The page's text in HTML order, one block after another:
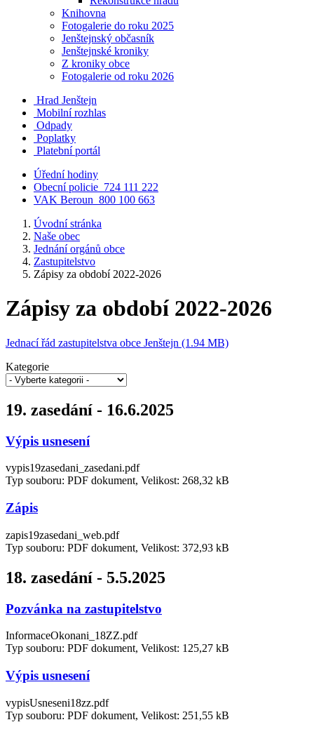
Knihovna
Fotogalerie do roku 2025
Jenštejnský občasník
Jenštejnské kroniky
Z kroniky obce
Fotogalerie od roku 2026
Hrad Jenštejn
Mobilní rozhlas
Odpady
Poplatky
Platební portál
Úřední hodiny
Obecní policie 724 111 222
VAK Beroun 800 100 663
Úvodní stránka
Naše obec
Jednání orgánů obce
Zastupitelstvo
Zápisy za období 2022-2026
Zápisy za období 2022-2026
Jednací řád zastupitelstva obce Jenštejn (1.94 MB)
Kategorie
19. zasedání - 16.6.2025
Výpis usnesení
vypis19zasedani_zasedani.pdf
Typ souboru: PDF dokument, Velikost: 268,32 kB
Zápis
zapis19zasedani_web.pdf
Typ souboru: PDF dokument, Velikost: 372,93 kB
18. zasedání - 5.5.2025
Pozvánka na zastupitelstvo
InformaceOkonani_18ZZ.pdf
Typ souboru: PDF dokument, Velikost: 125,27 kB
Výpis usnesení
vypisUsneseni18zz.pdf
Typ souboru: PDF dokument, Velikost: 251,55 kB